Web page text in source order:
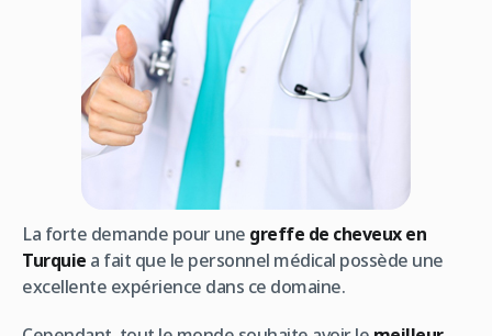
La forte demande pour une greffe de cheveux en
Turquie a fait que le personnel médical possède une
excellente expérience dans ce domaine.